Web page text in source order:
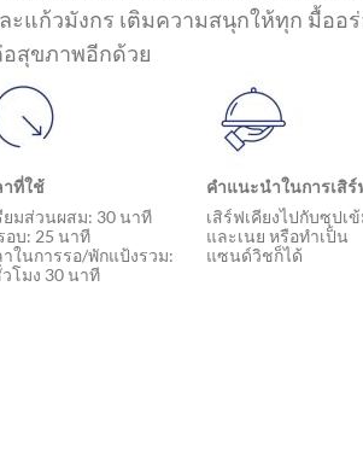
แก้วมังกร เติมความสนุกให้ทุก มื้ออ
สุขภาพอีกด้วย
าที่ใช้
ยมส่วนผสม: 30 นาที
อบ: 25 นาที
าในการรอ/พักแป้งรวม:
โมง 30 นาที
คำแนะนำในการเสิร์
เสิร์ฟเคียงไปกับซุปเ
และเนย หรือทำเป็น
แซนด์วิชก็ได้